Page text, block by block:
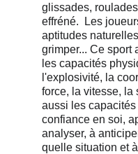
glissades,
effréné.  Les
aptitudes
grimper... Ce sport
les capacités
l'explosivité, la
force, la vitesse, la
aussi les
confiance en soi,
analyser, à
quelle situation et